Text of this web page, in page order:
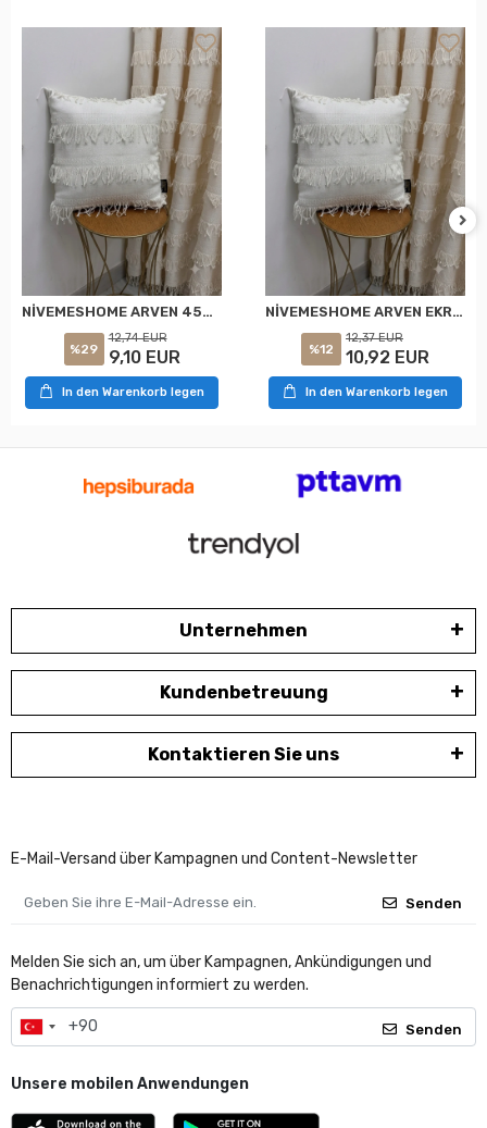
NİVEMESHOME ARVEN 45X45 EKRU KIRLENT KILIFI
%29
12,74 EUR
9,10 EUR
In den Warenkorb legen
NİVEMESHOME ARVEN EKRU 45X45 DOLGULU KIRLENT KILIFI
%12
12,37 EUR
10,92 EUR
In den Warenkorb legen
Unternehmen
Kundenbetreuung
Kontaktieren Sie uns
E-Mail-Versand über Kampagnen und Content-Newsletter
Senden
Melden Sie sich an, um über Kampagnen, Ankündigungen und
Benachrichtigungen informiert zu werden.
Senden
Unsere mobilen Anwendungen